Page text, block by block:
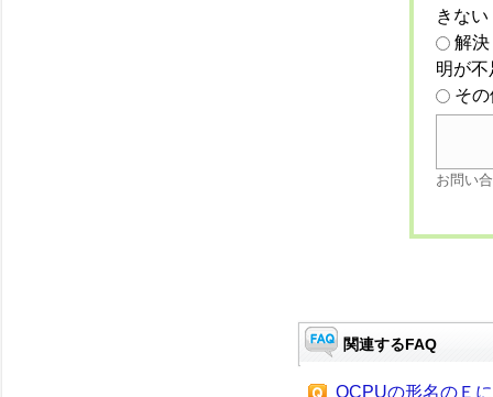
きない
解
明が
そ
お問い
関連するFAQ
QCPUの形名のＥ